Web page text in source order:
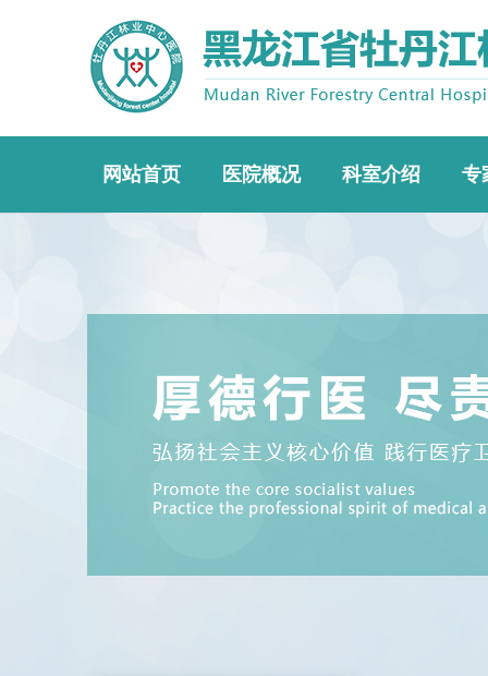
网站首页 医院概况 科室介绍 专